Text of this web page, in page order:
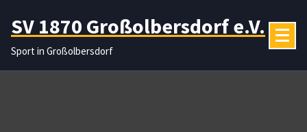
Inhalt
springen
SV 1870 Großolbersdorf e.V.
Sport in Großolbersdorf